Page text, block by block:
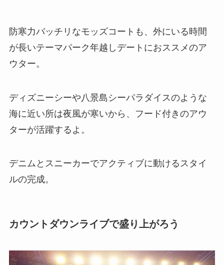
防寒力バッチリなモッズコートも、外にいる時間
が長いテーマパーク年越しデートにおススメのア
ウター。
ディズニーシーや八景島シーパラダイスのような
海に近い所は夜風が寒いから、フード付きのアウ
ターが活躍するよ。
デニムとスニーカーでアクティブに動けるスタイ
ルの完成。
カウントダウンライブで盛り上がろう